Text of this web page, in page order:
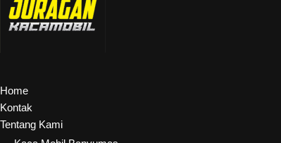
Home
Kontak
Tentang Kami